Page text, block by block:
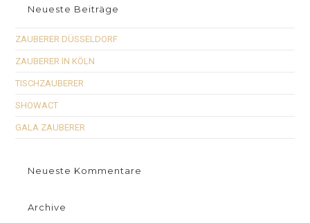
Neueste Beiträge
ZAUBERER DÜSSELDORF
ZAUBERER IN KÖLN
TISCHZAUBERER
SHOWACT
GALA ZAUBERER
Neueste Kommentare
Archive